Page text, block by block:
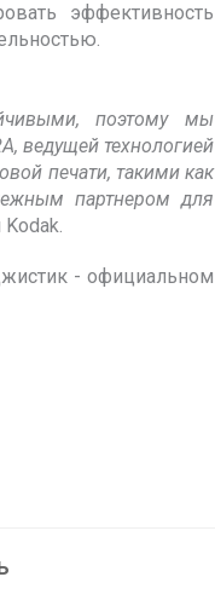
эффективность
поэтому мы
ведущей технологией
печати, такими как
партнером для
- официальном